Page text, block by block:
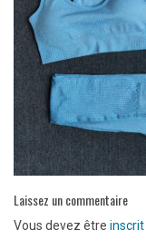
Laissez un commentaire
Vous devez être inscrit